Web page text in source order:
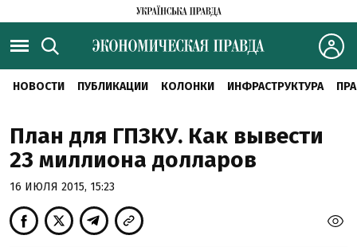
НОВОСТИ ПУБЛИКАЦИИ КОЛОНКИ ИНФРАСТРУКТУРА
План для ГПЗКУ. Как вывести
23 миллиона долларов
16 ИЮЛЯ 2015, 15:23